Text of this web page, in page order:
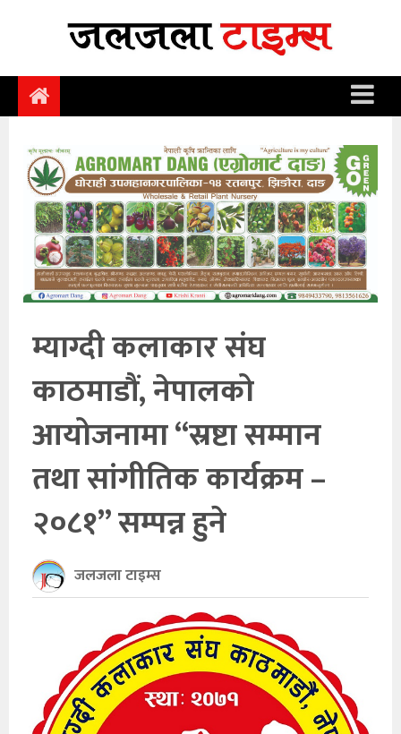
समाचार
समाज
राजनीति
आर्थिक
अन्तर्वार्ता
विचार
साहित्य/
सूचना
प्रविधि
खेलकुद
अन्तर्राष्ट्रिय
थप
म्याग्दी कलाकार संघ
काठमाडौं, नेपालको
आयोजनामा “स्रष्टा सम्मान
तथा सांगीतिक कार्यक्रम –
२०८१” सम्पन्न हुने
जलजला टाइम्स